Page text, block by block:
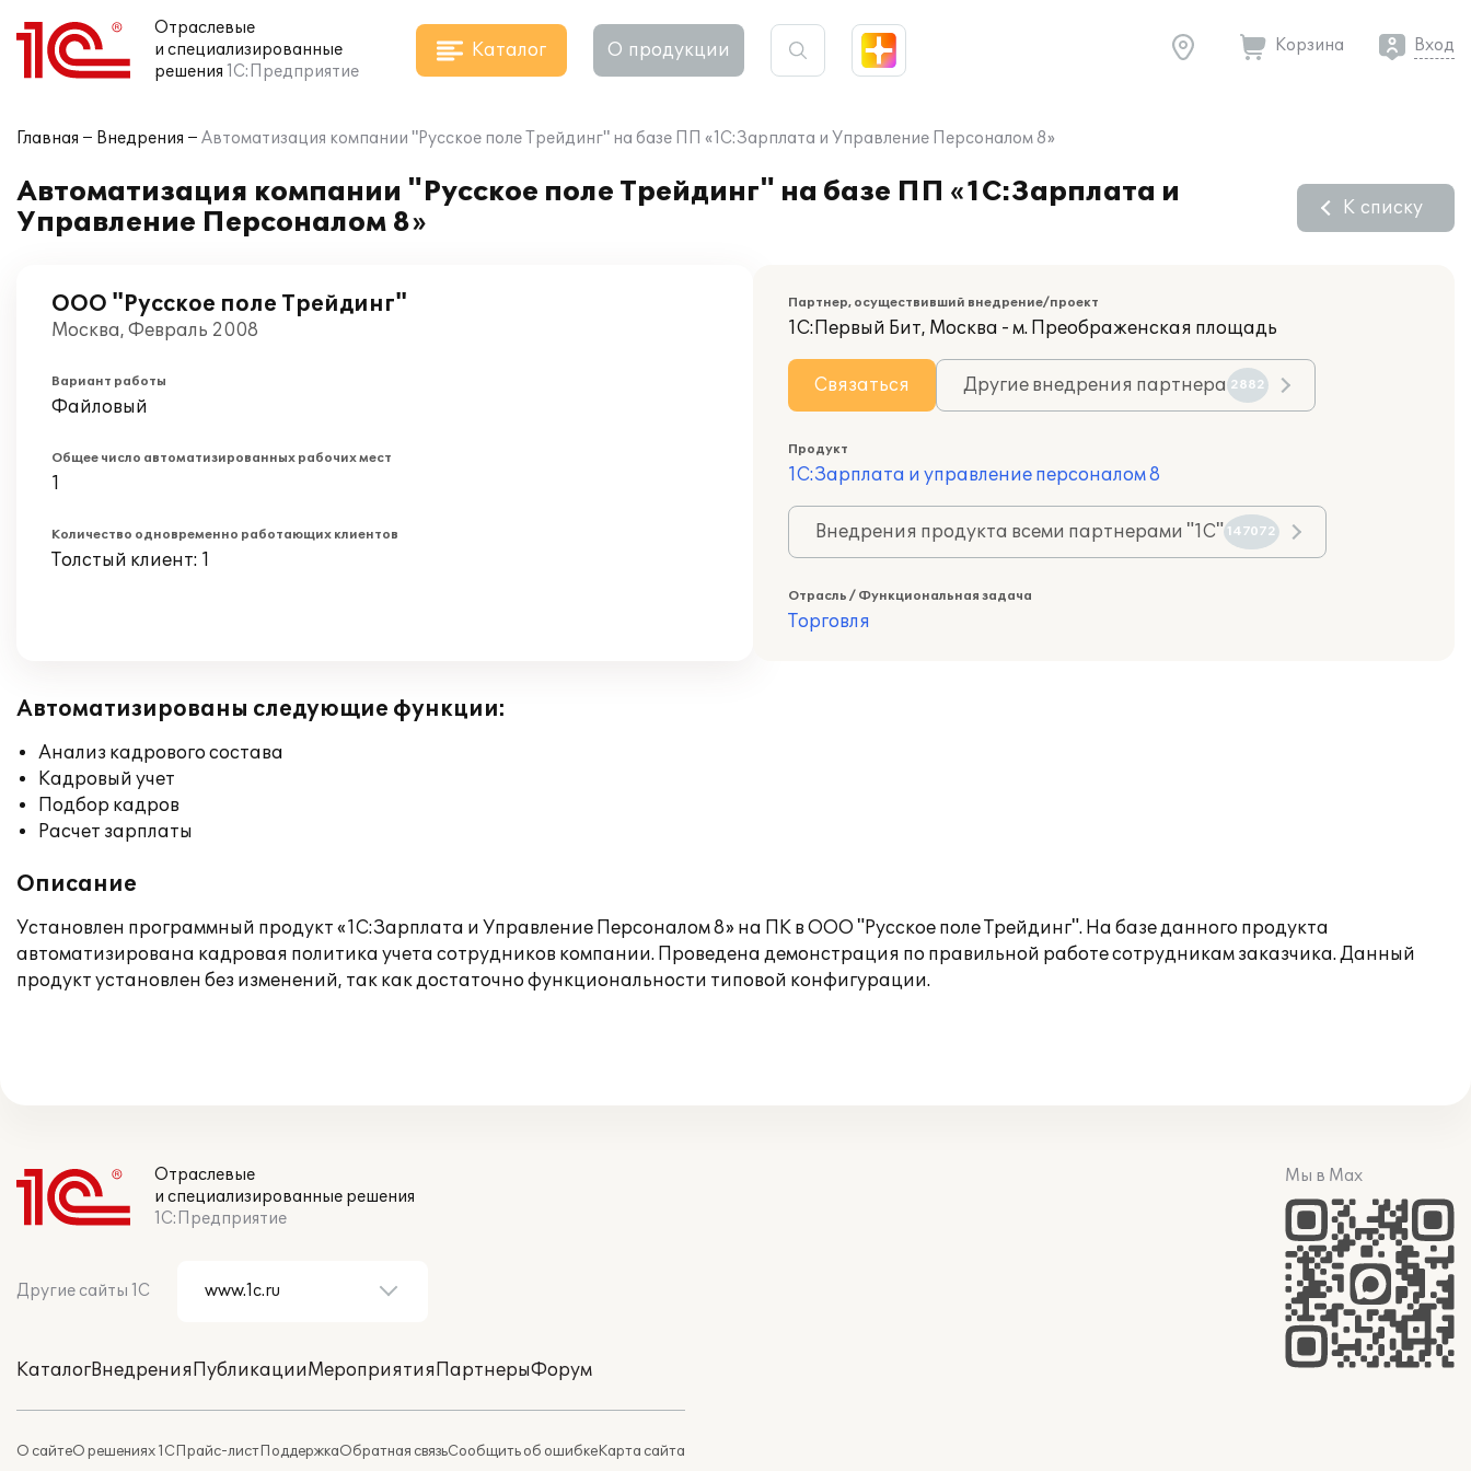
Отраслевые
и специализированные
решения 1С:Предприятие
Каталог О продукции Корзина Вход
Главная Внедрения Автоматизация компании "Русское поле Трейдинг" на базе ПП «1С:Зарплата и Управление Персоналом 8»
Автоматизация компании "Русское поле Трейдинг" на базе ПП «1С:Зарплата и
Управление Персоналом 8»
К списку
ООО "Русское поле Трейдинг"
Москва, Февраль 2008
Вариант работы
Файловый
Общее число автоматизированных рабочих мест
1
Количество одновременно работающих клиентов
Толстый клиент: 1
Партнер, осуществивший внедрение/проект
1С:Первый Бит, Москва - м. Преображенская площадь
Связаться Другие внедрения партнера 2882
Продукт
1С:Зарплата и управление персоналом 8
Внедрения продукта всеми партнерами "1С" 147072
Отрасль / Функциональная задача
Торговля
Автоматизированы следующие функции:
Анализ кадрового состава
Кадровый учет
Подбор кадров
Расчет зарплаты
Описание
Установлен программный продукт «1С:Зарплата и Управление Персоналом 8» на ПК в ООО "Русское поле Трейдинг". На базе данного продукта
автоматизирована кадровая политика учета сотрудников компании. Проведена демонстрация по правильной работе сотрудникам заказчика. Данный
продукт установлен без изменений, так как достаточно функциональности типовой конфигурации.
Отраслевые
и специализированные решения
1С:Предприятие
Другие сайты 1С
КаталогВнедренияПубликацииМероприятияПартнерыФорум
О сайтеО решениях 1СПрайс-листПоддержкаОбратная связьСообщить об ошибкеКарта сайта
Мы в Max